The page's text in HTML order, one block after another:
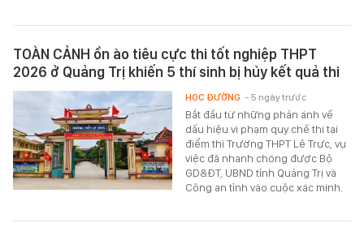
TOÀN CẢNH ồn ào tiêu cực thi tốt nghiệp THPT
2026 ở Quảng Trị khiến 5 thí sinh bị hủy kết quả thi
Bắt đầu từ những phản ánh về
dấu hiệu vi phạm quy chế thi tại
điểm thi Trường THPT Lê Trực, vụ
việc đã nhanh chóng được Bộ
GD&ĐT, UBND tỉnh Quảng Trị và
Công an tỉnh vào cuộc xác minh.
HỌC ĐƯỜNG - 5 ngày trước